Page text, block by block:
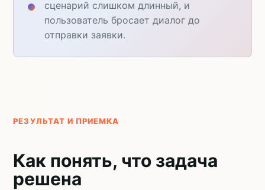
сценарий слишком длинный, и
пользователь бросает диалог до
отправки заявки.
РЕЗУЛЬТАТ И ПРИЕМКА
Как понять, что задача
решена